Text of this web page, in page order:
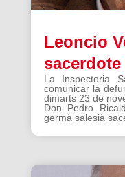
Leoncio
sacerdote
La Inspectoria
comunicar la
dimarts 23 de
Don Pedro
germà salesià